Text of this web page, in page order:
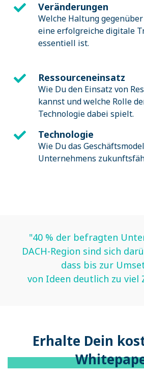
Veränderungen
Welche Haltung
eine erfolgreiche digitale
essentiell ist.
Ressourceneinsatz
Wie Du den Einsatz von
kannst und welche Rolle
Technologie dabei spielt.
Technologie
Wie Du das
Unternehmens
"40 % der befragten
DACH-Region sind sich
dass bis zur
von Ideen deutlich zu viel
Erhalte Dein